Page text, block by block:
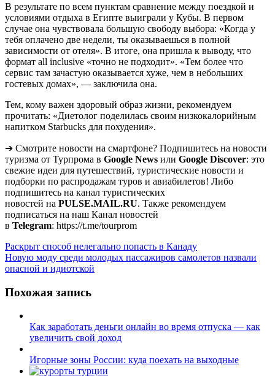
В результате по всем пунктам сравнение между поездкой и
условиями отдыха в Египте выиграли у Кубы. В первом
случае она чувствовала большую свободу выбора: «Когда у
тебя оплачено две недели, ты оказываешься в полной
зависимости от отеля». В итоге, она пришла к выводу, что
формат all inclusive «точно не подходит». «Тем более что
сервис там зачастую оказывается хуже, чем в небольших
гостевых домах», — заключила она.
Тем, кому важен здоровый образ жизни, рекомендуем
прочитать: «Диетолог поделилась своим низкокалорийным
напитком Starbucks для похудения».
➔ Смотрите новости на смартфоне? Подпишитесь на новости
туризма от Турпрома в Google News или Google Discover: это
свежие идеи для путешествий, туристические новости и
подборки по распродажам туров и авиабилетов! Либо
подпишитесь на канал туристических
новостей на PULSE.MAIL.RU. Также рекомендуем
подписаться на наш Канал новостей
в Telegram: https://t.me/tourprom
Навигация
по
Раскрыт способ нелегально попасть в Канаду
Новую моду среди молодых пассажиров самолетов назвали
опасной и идиотской
Похожая запись
Как заработать деньги онлайн во время отпуска — как
увеличить свой доход
Игорные зоны России: куда поехать на выходные